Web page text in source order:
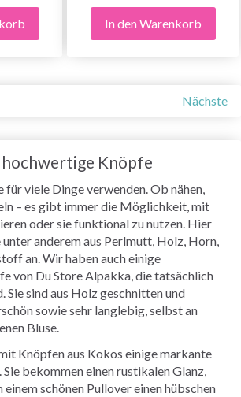
In den Warenkorb
Nächste
hochwertige Knöpfe
für viele Dinge verwenden. Ob nähen,
– es gibt immer die Möglichkeit, mit
oder sie funktional zu nutzen. Hier
anderem aus Perlmutt, Holz, Horn,
an. Wir haben auch einige
von Du Store Alpakka, die tatsächlich
Sie sind aus Holz geschnitten und
sowie sehr langlebig, selbst an
Bluse.
Knöpfen aus Kokos einige markante
Sie bekommen einen rustikalen Glanz,
einem schönen Pullover einen hübschen